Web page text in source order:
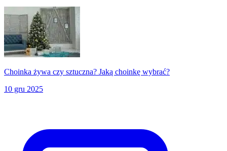
Choinka żywa czy sztuczna? Jaką choinkę wybrać?
10 gru 2025